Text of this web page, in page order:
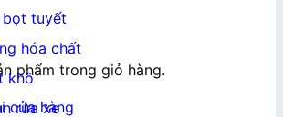
phẩm trong giỏ hàng.
cửa hàng
bọt tuyết
hóa chất
khô
rửa xe